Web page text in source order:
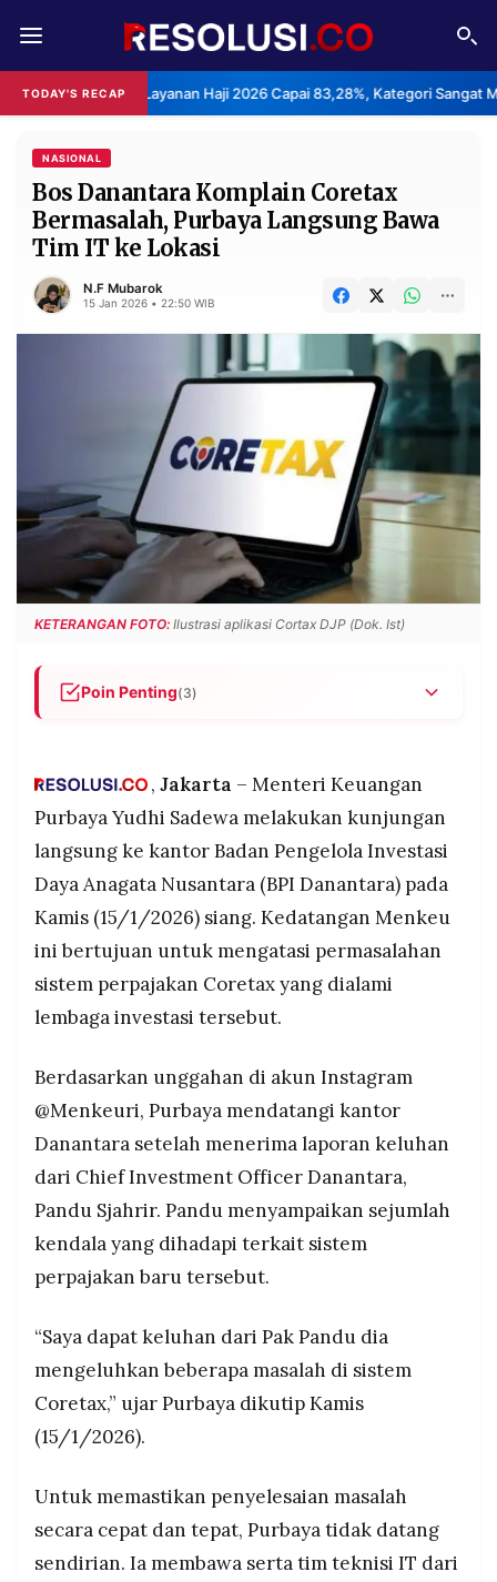
TODAY'S RECAP
Layanan Haji 2026 Capai 83,28%, Kategori Sangat Memuaskan.
REDAKSI TENTANG
RESOLUSI IKLAN
RUBRIKASI
EDITORIAL AKSARA
FINANSIA PERSONA
DAERAH NASIONAL
SPORT
PRIVACY
POLICY
INFORMASI
IKLAN
KIRIM
TULISAN
PENGADUAN TERM
OF
©
PT.
RESOLUSI
PRAMUDITA
©
-
2026
PT.
RESOLUSI
PRAMUDITA
NASIONAL
Bos Danantara Komplain Coretax
Bermasalah, Purbaya Langsung Bawa
Tim IT ke Lokasi
N.F Mubarok
15 Jan 2026 • 22:50 WIB
KETERANGAN FOTO: Ilustrasi aplikasi Cortax DJP (Dok. Ist)
Poin Penting(3)
(15/1/2026) setelah menerima keluhan tentang
Jenderal Pajak untuk langsung membenahi
permasalahan sistem perpajakan di lokasi
Menkeu menilai Coretax sudah semakin membaik
setelah mengalami berbagai kendala di awal
2025, dengan 14 juta wajib pajak ditargetkan
gunakan sistem ini untuk SPT Tahunan 2026
, Jakarta – Menteri Keuangan
Purbaya Yudhi Sadewa melakukan kunjungan
langsung ke kantor Badan Pengelola Investasi
Daya Anagata Nusantara (BPI Danantara) pada
Kamis (15/1/2026) siang. Kedatangan Menkeu
ini bertujuan untuk mengatasi permasalahan
sistem perpajakan Coretax yang dialami
lembaga investasi tersebut.
Berdasarkan unggahan di akun Instagram
@Menkeuri, Purbaya mendatangi kantor
Danantara setelah menerima laporan keluhan
dari Chief Investment Officer Danantara,
Pandu Sjahrir. Pandu menyampaikan sejumlah
kendala yang dihadapi terkait sistem
perpajakan baru tersebut.
“Saya dapat keluhan dari Pak Pandu dia
mengeluhkan beberapa masalah di sistem
Coretax,” ujar Purbaya dikutip Kamis
(15/1/2026).
Untuk memastikan penyelesaian masalah
secara cepat dan tepat, Purbaya tidak datang
sendirian. Ia membawa serta tim teknisi IT dari